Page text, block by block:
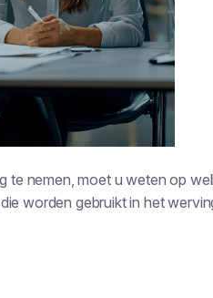
te nemen, moet u weten op
worden gebruikt in het